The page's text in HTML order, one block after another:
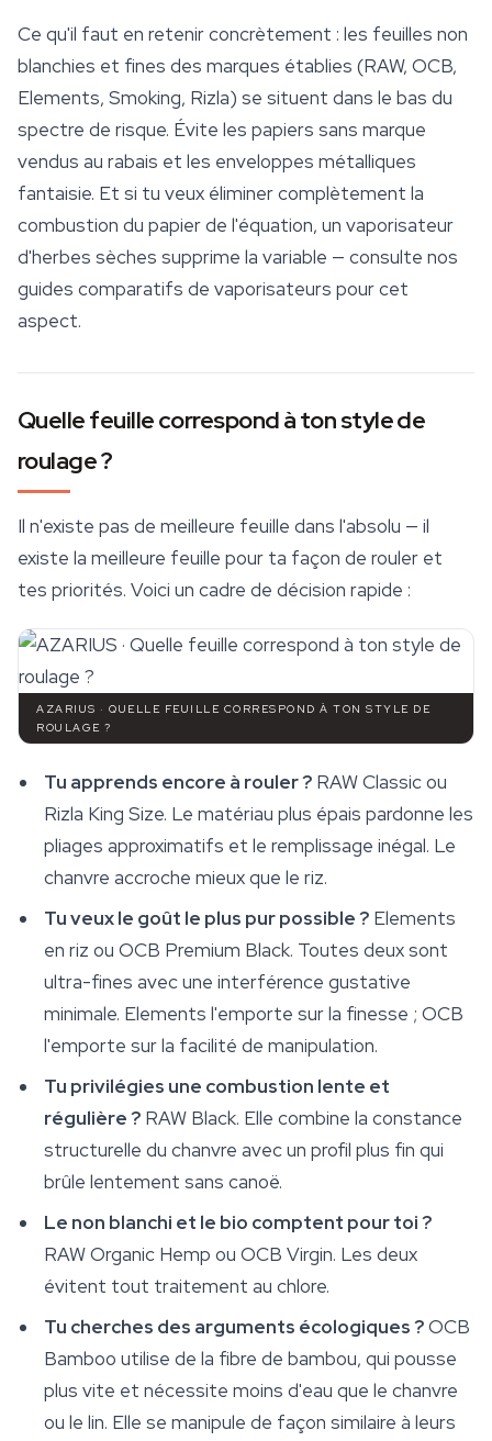
Ce qu'il faut en retenir concrètement : les feuilles non
blanchies et fines des marques établies (RAW, OCB,
Elements, Smoking, Rizla) se situent dans le bas du
spectre de risque. Évite les papiers sans marque
vendus au rabais et les enveloppes métalliques
fantaisie. Et si tu veux éliminer complètement la
combustion du papier de l'équation, un vaporisateur
d'herbes sèches supprime la variable — consulte nos
guides comparatifs de vaporisateurs pour cet
aspect.
Quelle feuille correspond à ton style de
roulage ?
Il n'existe pas de meilleure feuille dans l'absolu — il
existe la meilleure feuille pour ta façon de rouler et
tes priorités. Voici un cadre de décision rapide :
AZARIUS · QUELLE FEUILLE CORRESPOND À TON STYLE DE
ROULAGE ?
Tu apprends encore à rouler ? RAW Classic ou
Rizla King Size. Le matériau plus épais pardonne les
pliages approximatifs et le remplissage inégal. Le
chanvre accroche mieux que le riz.
Tu veux le goût le plus pur possible ? Elements
en riz ou OCB Premium Black. Toutes deux sont
ultra-fines avec une interférence gustative
minimale. Elements l'emporte sur la finesse ; OCB
l'emporte sur la facilité de manipulation.
Tu privilégies une combustion lente et
régulière ? RAW Black. Elle combine la constance
structurelle du chanvre avec un profil plus fin qui
brûle lentement sans canoë.
Le non blanchi et le bio comptent pour toi ?
RAW Organic Hemp ou OCB Virgin. Les deux
évitent tout traitement au chlore.
Tu cherches des arguments écologiques ?OCB
Bamboo utilise de la fibre de bambou, qui pousse
plus vite et nécessite moins d'eau que le chanvre
ou le lin. Elle se manipule de façon similaire à leurs